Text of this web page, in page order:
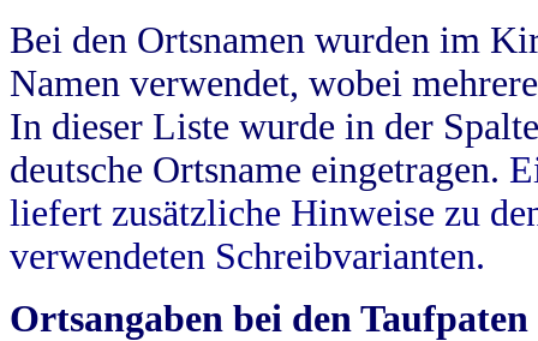
Bei den Ortsnamen wurden im
Namen verwendet, wobei
In dieser Liste wurde in der
deutsche Ortsname eingetragen.
liefert zusätzliche Hinweise zu
verwendeten Schreibvarianten.
Ortsangaben bei den Taufpaten